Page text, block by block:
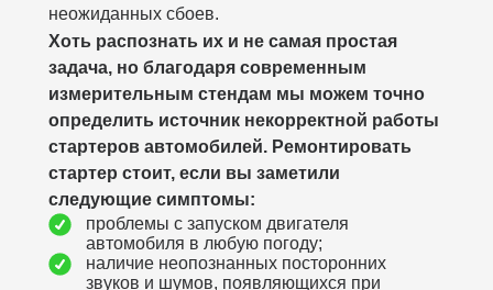
неожиданных сбоев.
Хоть распознать их и не самая простая
задача, но благодаря современным
измерительным стендам мы можем точно
определить источник некорректной работы
стартеров автомобилей. Ремонтировать
стартер стоит, если вы заметили
следующие симптомы:
проблемы с запуском двигателя
автомобиля в любую погоду;
наличие неопознанных посторонних
звуков и шумов, появляющихся при